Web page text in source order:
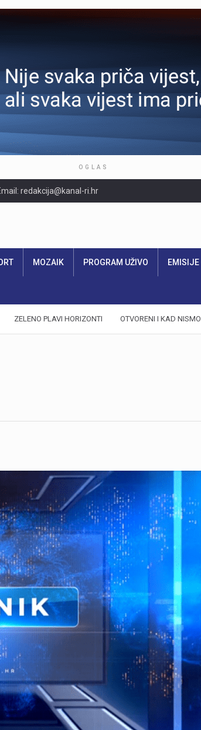
OGLAS
redakcija@kanal-ri.hr
MOZAIK PROGRAM UŽIVO EMISIJE
ZELENO PLAVI HORIZONTI OTVORENI I KAD NISMO